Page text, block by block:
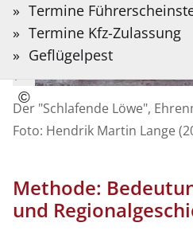
Copyright
©
Der "Schlafende Löwe",
Foto: Hendrik Martin Lange
Methode:
und
Termine
Termine Kfz-Zulassung
Geflügelpest